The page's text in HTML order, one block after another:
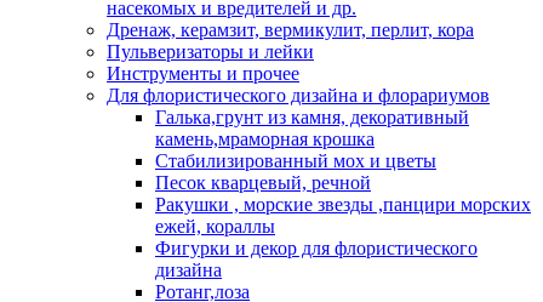
насекомых и вредителей и др.
Дренаж, керамзит, вермикулит, перлит, кора
Пульверизаторы и лейки
Инструменты и прочее
Для флористического дизайна и флорариумов
Галька,грунт из камня, декоративный
камень,мраморная крошка
Стабилизированный мох и цветы
Песок кварцевый, речной
Ракушки , морские звезды ,панцири морских
ежей, кораллы
Фигурки и декор для флористического
дизайна
Ротанг,лоза